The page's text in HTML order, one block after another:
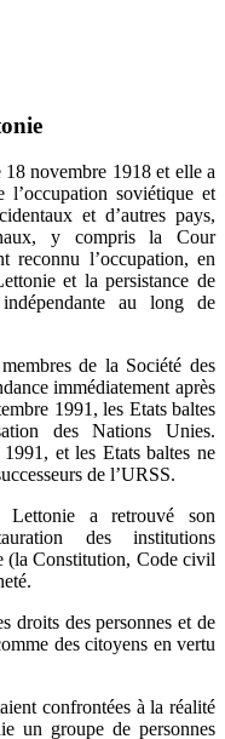
novembre 1918 et elle a
l’occupation soviétique et
et d’autres pays,
y compris la Cour
reconnu l’occupation, en
et la persistance de
au long de
de la Société des
immédiatement après
1991, les Etats baltes
des Nations Unies.
et les Etats baltes ne
de l’URSS.
a retrouvé son
des institutions
(la Constitution, Code civil
droits des personnes et de
des citoyens en vertu
confrontées à la réalité
un groupe de personnes